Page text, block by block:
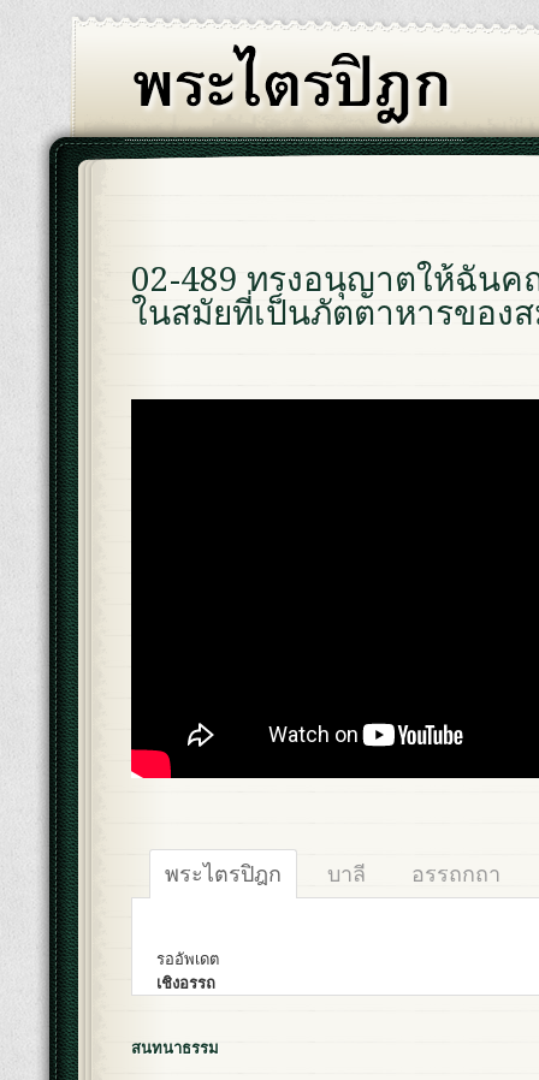
02-489 ทรงอนุญาตให้ฉัน
ในสมัยที่เป็นภัตตาหารของ
พระไตรปิฎก บาลี อรรถกถา
รออัพเดต
เชิงอรรถ
สนทนาธรรม